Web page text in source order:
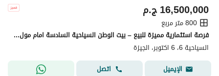
ج.م16,500,000
800 متر مربع
فرصة استثمارية مميزة للبيع – بيت الوطن السياحية السادسة امام مول العرب
السياحية 6، 6 اكتوبر، الجيزة
الإيميل
اتصل